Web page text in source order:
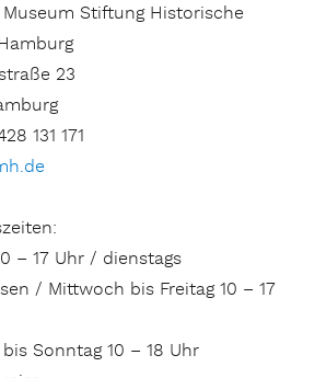
Stiftung Historische
23
131 171
– 17 Uhr / dienstags
/ Mittwoch bis Freitag 10 – 17
Sonntag 10 – 18 Uhr